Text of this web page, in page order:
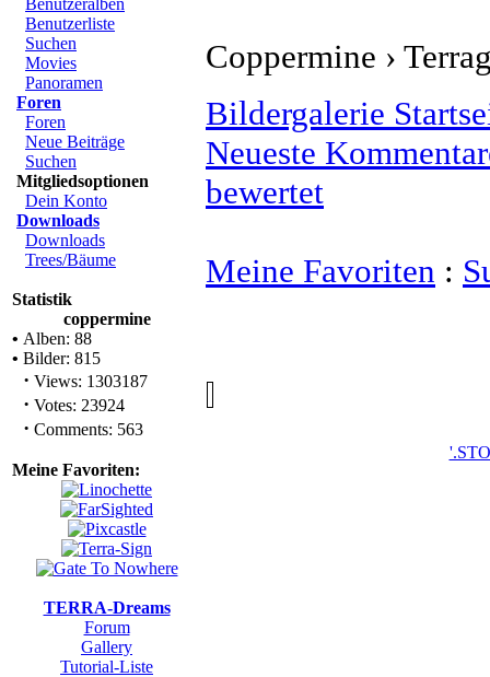
Benutzeralben
Benutzerliste
Suchen
Movies
Panoramen
Foren
Foren
Neue Beiträge
Suchen
Mitgliedsoptionen
Dein Konto
Downloads
Downloads
Trees/Bäume
Statistik
coppermine
• Alben: 88
• Bilder: 815
· Views: 1303187
· Votes: 23924
· Comments: 563
Meine Favoriten:
TERRA-Dreams
Forum
Gallery
Tutorial-Liste
Coppermine ›
Bildergalerie
Neueste
bewertet
Meine Favoriten :